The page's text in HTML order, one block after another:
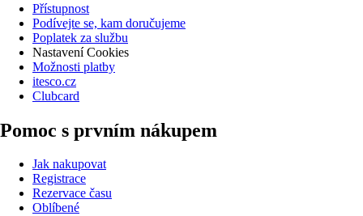
Přístupnost
Podívejte se, kam doručujeme
Poplatek za službu
Nastavení Cookies
Možnosti platby
itesco.cz
Clubcard
Pomoc s prvním nákupem
Jak nakupovat
Registrace
Rezervace času
Oblíbené